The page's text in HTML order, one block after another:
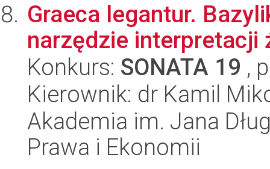
Graeca legantur.
narzędzie interpretacji
Konkurs: SONATA 19 ,
Kierownik: dr Kamil
Akademia im. Jana
Prawa i Ekonomii